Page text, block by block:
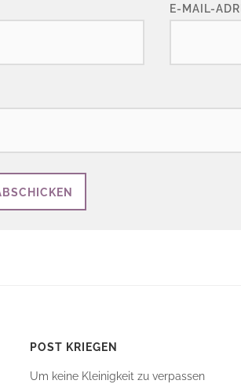
E-MAIL-
POST KRIEGEN
Um keine Kleinigkeit zu verpassen